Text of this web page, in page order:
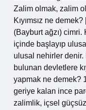
Zalim olmak, zalim
Kıyımsız ne
(Bayburt ağzı) cimri.
içinde başlayıp
ulusal nehirler denir.
bulunan devletlere
yapmak ne demek?
geriye kalan ince
zalimlik, içsel